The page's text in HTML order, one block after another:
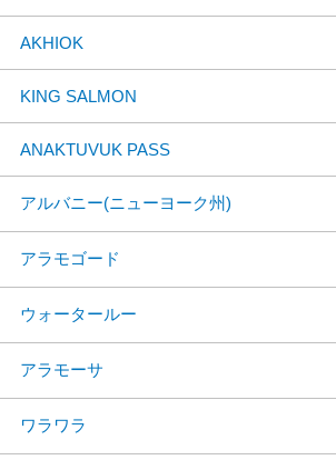
AKHIOK
KING SALMON
ANAKTUVUK PASS
アルバニー(ニューヨーク州)
アラモゴード
ウォータールー
アラモーサ
ワラワラ